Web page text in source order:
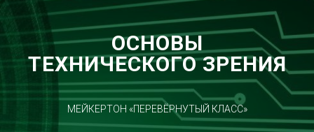
ОСНОВЫ
ТЕХНИЧЕСКОГО ЗРЕНИЯ
МЕЙКЕРТОН «ПЕРЕВЁРНУТЫЙ КЛАСС»